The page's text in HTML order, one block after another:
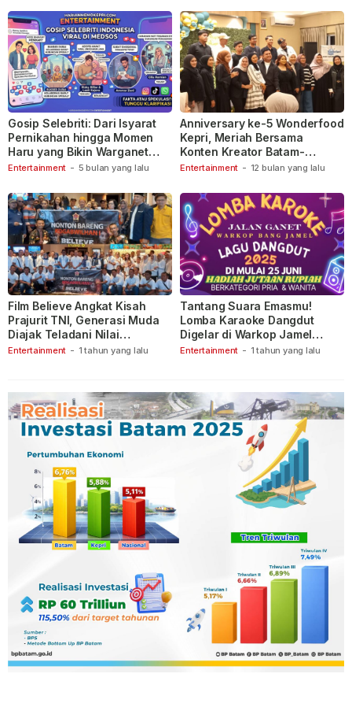
Entertainment - 5 bulan yang lalu
Gosip Selebriti: Dari Isyarat
Pernikahan hingga Momen
Haru yang Bikin Warganet
Berspekulasi
Entertainment - 12 bulan yang lalu
Anniversary ke-5 Wonderfood
Kepri, Meriah Bersama
Konten Kreator Batam-
Tanjungpinang
Entertainment - 1 tahun yang lalu
Film Believe Angkat Kisah
Prajurit TNI, Generasi Muda
Diajak Teladani Nilai
Keberanian
Entertainment - 1 tahun yang lalu
Tantang Suara Emasmu!
Lomba Karaoke Dangdut
Digelar di Warkop Jamel
Ganet